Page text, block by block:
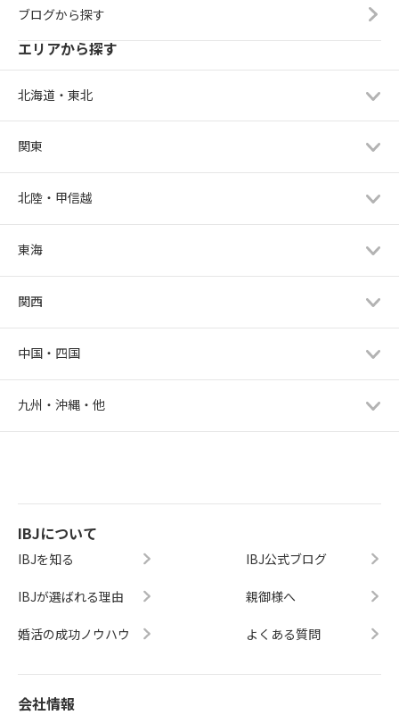
ブログから探す
エリアから探す
北海道・東北
関東
北陸・甲信越
東海
関西
中国・四国
九州・沖縄・他
IBJについて
IBJを知る
IBJが選ばれる理由
婚活の成功ノウハウ
IBJ公式ブログ
親御様へ
よくある質問
会社情報